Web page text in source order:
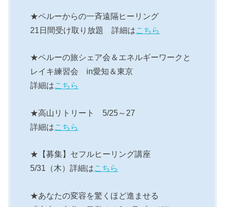
★ペルーからの一斉遠隔ヒーリング
21日間受け取り放題 詳細はこちら
★ペルーの旅シェア会＆エネルギーワークと
レイキ練習会 in愛知＆東京
詳細はこちら
★高山リトリート 5/25～27
詳細はこちら
★【募集】セフルヒーリング講座
5/31（木）詳細はこちら
★あなたの変容を驚くほど進ませる